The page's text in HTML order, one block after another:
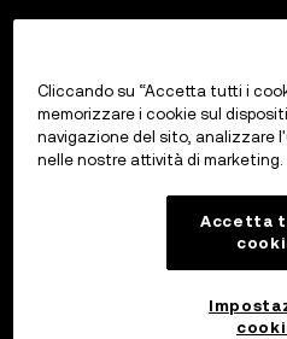
Cliccando su “Accetta tutti i
memorizzare i cookie sul
navigazione del sito, analizzare
nelle nostre attività di marketing.
Accetta